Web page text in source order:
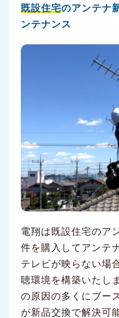
既設住宅のアンテナ
ンテナンス
電翔は既設住宅のア
件を購入してアンテ
テレビが映らない場
聴環境を構築いたし
の原因の多くにブー
が新品交換で解決可